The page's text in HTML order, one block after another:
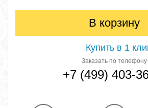
В корзину
Купить в 1
Заказать по телефону
+7 (499) 403-